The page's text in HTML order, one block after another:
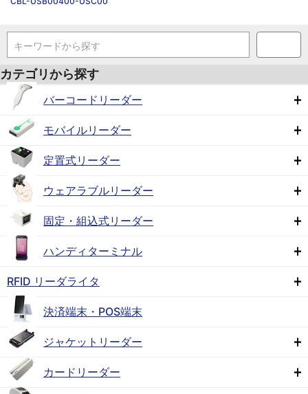
キーワードから探す
カテゴリから探す
バーコードリーダー
モバイルリーダー
定置式リーダー
ウェアラブルリーダー
固定・組込式リーダー
ハンディターミナル
RFID リーダライタ
決済端末・POS端末
ジャケットリーダー
カードリーダー